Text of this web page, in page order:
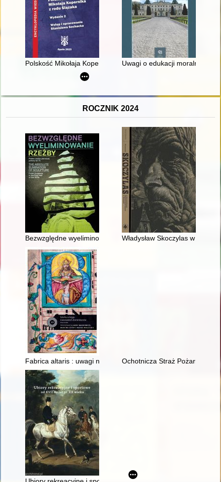
Polskość Mikołaja Kopernika z rodu ŚlązakaUwagi o edukacji moralnej
ROCZNIK 2024
Bezwzględne wyeliminowanie rzeźby : polska rzeźba
Władysław Skoczylas w
Fabrica altaris : uwagi na temat ołtarza głównego z lat
Ochotnicza Straż Pożarna w